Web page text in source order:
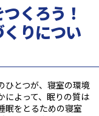
くろう！
りについ
ひとつが、寝室の環境
によって、眠りの質は
眠をとるための寝室